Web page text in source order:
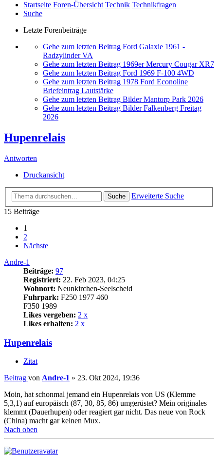
Startseite Foren-Übersicht Technik Technikfragen
Suche
Letzte Forenbeiträge
Gehe zum letzten Beitrag Ford Galaxie 1961 -
Radzylinder VA
Gehe zum letzten Beitrag 1969er Mercury Cougar XR7
Gehe zum letzten Beitrag Ford 1969 F-100 4WD
Gehe zum letzten Beitrag 1978 Ford Econoline
Briefeintrag Lautstärke
Gehe zum letzten Beitrag Bilder Mantorp Park 2026
Gehe zum letzten Beitrag Bilder Falkenberg Freitag
2026
Hupenrelais
Antworten
Druckansicht
Suche
Erweiterte Suche
15 Beiträge
1
2
Nächste
Andre-1
Beiträge: 97
Registriert: 22. Feb 2023, 04:25
Wohnort: Neunkirchen-Seelscheid
Fuhrpark: F250 1977 460
F350 1989
Likes vergeben: 2 x
Likes erhalten: 2 x
Hupenrelais
Zitat
Beitrag von Andre-1 » 23. Okt 2024, 19:36
Moin, hat schonmal jemand ein Hupenrelais von US (Klemme
5,3,1) auf europäisch (87, 30, 85, 86) umgerüstet? Mein originales
klemmt (Dauerhupen) oder reagiert gar nicht. Das neue von Rock
(China) macht gar keinen Mux.
Nach oben